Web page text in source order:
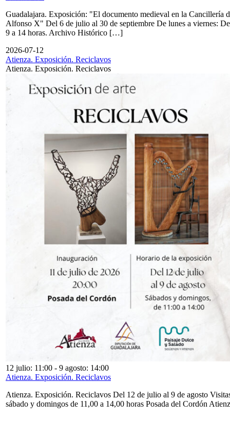
Guadalajara. Exposición: "El documento medieval en la Cancillería
Alfonso X" Del 6 de julio al 30 de septiembre De lunes a viernes: De
9 a 14 horas. Archivo Histórico […]
2026-07-12
Atienza. Exposición. Reciclavos
Atienza. Exposición. Reciclavos
12 julio: 11:00 - 9 agosto: 14:00
Atienza. Exposición. Reciclavos
Atienza. Exposición. Reciclavos Del 12 de julio al 9 de agosto
sábado y domingos de 11,00 a 14,00 horas Posada del Cordón